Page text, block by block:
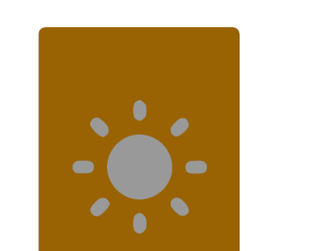
Resultado 1
Plataformas multiactores
apoyan el escalamiento
de las IApAs
de las empresas
rurales.
Leer más